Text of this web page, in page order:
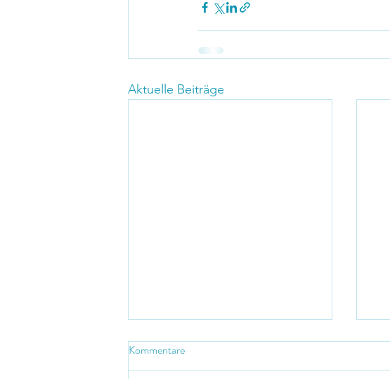
Aktuelle Beiträge
Kommentare